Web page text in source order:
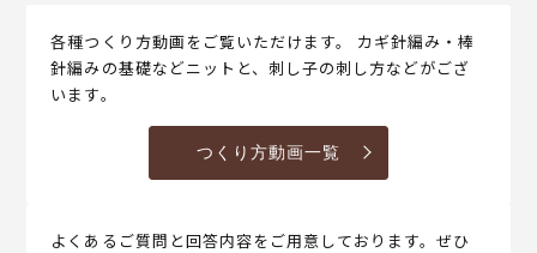
各種つくり方動画をご覧いただけます。 カギ針編み・棒
針編みの基礎などニットと、刺し子の刺し方などがござ
います。
つくり方動画一覧
よくあるご質問と回答内容をご用意しております。ぜひ